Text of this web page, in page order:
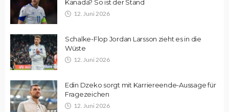
Kanada? So ist der Stand
12. Juni 2026
Schalke-Flop Jordan Larsson zieht es in die
Wüste
12. Juni 2026
Edin Dzeko sorgt mit Karriereende-Aussage für
Fragezeichen
12. Juni 2026